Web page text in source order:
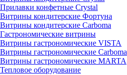
Прилавки конфетные Crystal
Витрины кондитерские Фортуна
Витрины кондитерские Carboma
Гастрономические витрины
Витрины гастрономические VISTA
Витрины гастрономические Carboma
Витрины гастрономические MARTA
Тепловое оборудование